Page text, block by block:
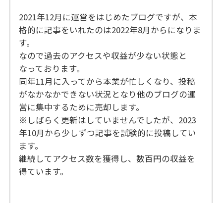
2021年12月に運営をはじめたブログですが、本
格的に記事をいれたのは2022年8月からになりま
す。
なので過去のアクセスや収益が少ない状態と
なっております。
同年11月に入ってから本業が忙しくなり、投稿
がなかなかできない状況となり他のブログの運
営に集中するために売却します。
※しばらく更新はしていませんでしたが、2023
年10月から少しずつ記事を試験的に投稿してい
ます。
継続してアクセス数を獲得し、数百円の収益を
得ています。